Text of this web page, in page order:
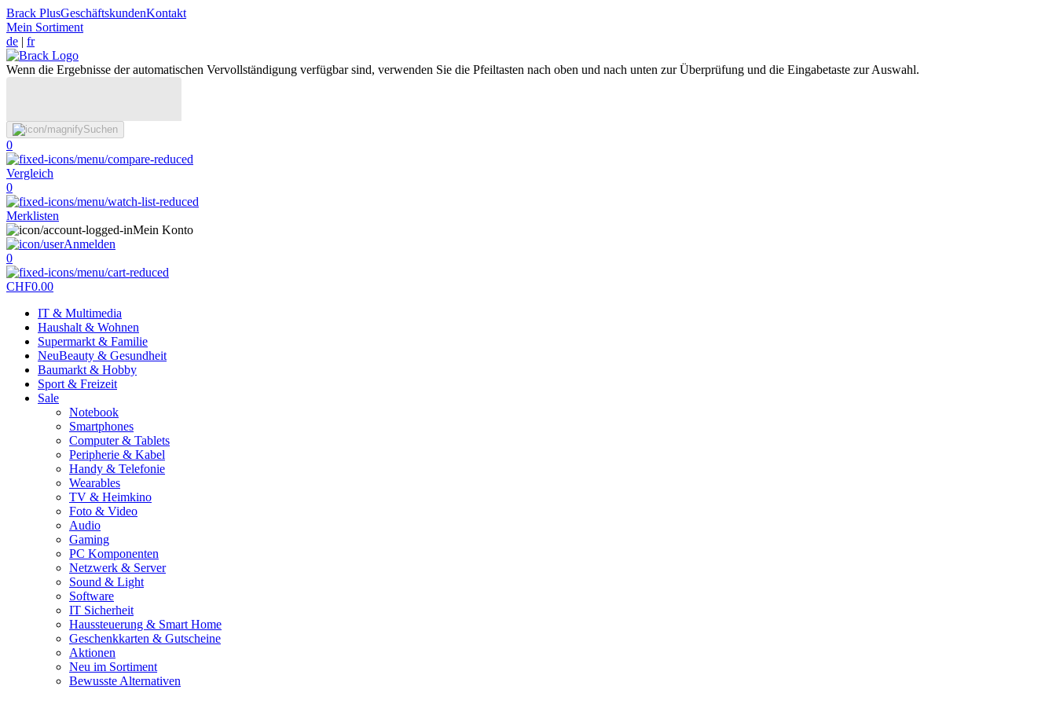
Brack PlusGeschäftskundenKontakt
Mein Sortiment
de | fr
Wenn die Ergebnisse der automatischen Vervollständigung verfügbar sind, verwenden Sie die Pfeiltasten nach oben und nach unten zur Überprüfung und die Eingabetaste zur Auswahl.
Suchen
0
Vergleich
0
Merklisten
Mein Konto
Anmelden
0
CHF0.00
IT & Multimedia
Haushalt & Wohnen
Supermarkt & Familie
NeuBeauty & Gesundheit
Baumarkt & Hobby
Sport & Freizeit
Sale
Notebook
Smartphones
Computer & Tablets
Peripherie & Kabel
Handy & Telefonie
Wearables
TV & Heimkino
Foto & Video
Audio
Gaming
PC Komponenten
Netzwerk & Server
Sound & Light
Software
IT Sicherheit
Haussteuerung & Smart Home
Geschenkkarten & Gutscheine
Aktionen
Neu im Sortiment
Bewusste Alternativen